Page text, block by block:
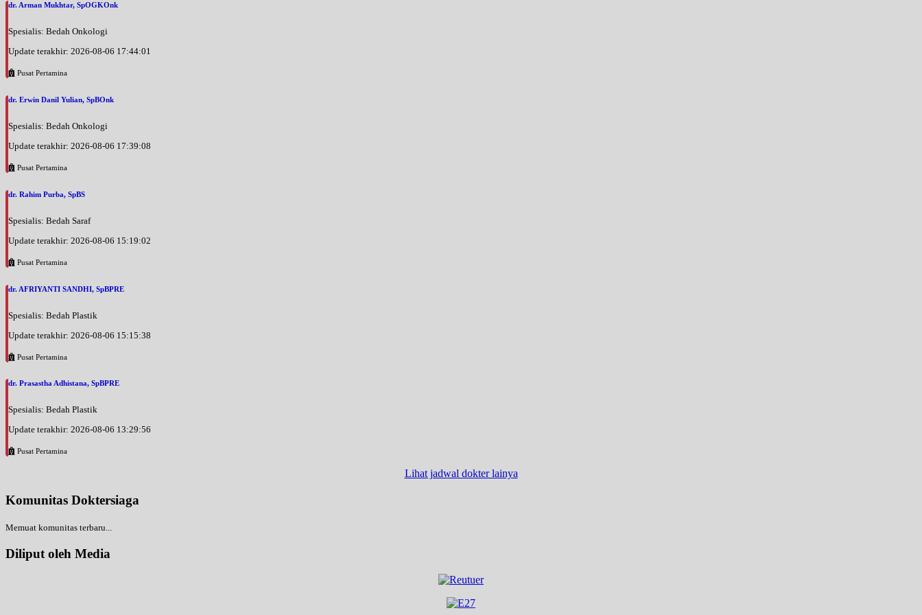
dr. Arman Mukhtar, SpOGKOnk
Spesialis: Bedah Onkologi
Update terakhir: 2026-08-06 17:44:01
Pusat Pertamina
dr. Erwin Danil Yulian, SpBOnk
Spesialis: Bedah Onkologi
Update terakhir: 2026-08-06 17:39:08
Pusat Pertamina
dr. Rahim Purba, SpBS
Spesialis: Bedah Saraf
Update terakhir: 2026-08-06 15:19:02
Pusat Pertamina
dr. AFRIYANTI SANDHI, SpBPRE
Spesialis: Bedah Plastik
Update terakhir: 2026-08-06 15:15:38
Pusat Pertamina
dr. Prasastha Adhistana, SpBPRE
Spesialis: Bedah Plastik
Update terakhir: 2026-08-06 13:29:56
Pusat Pertamina
Lihat jadwal dokter lainya
Komunitas Doktersiaga
Memuat komunitas terbaru...
Diliput oleh Media